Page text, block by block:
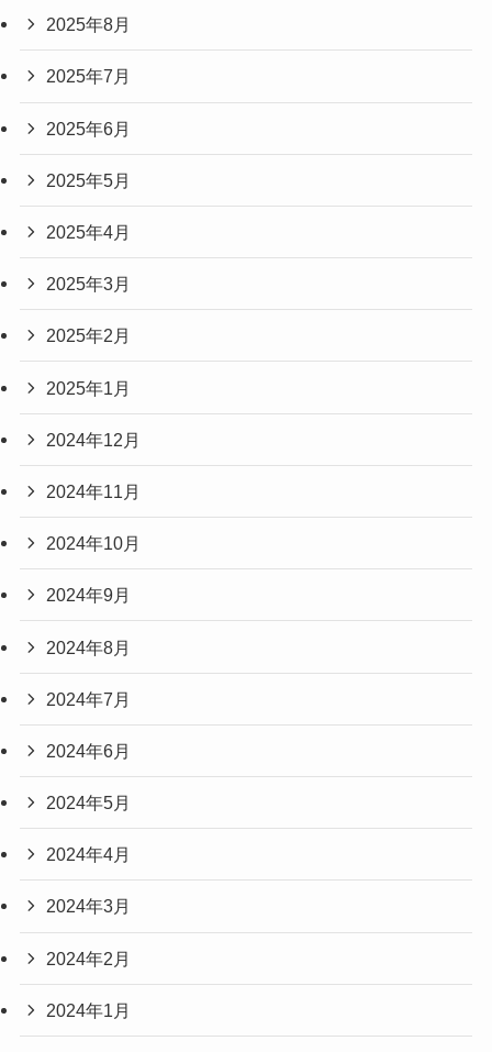
2025年8月
2025年7月
2025年6月
2025年5月
2025年4月
2025年3月
2025年2月
2025年1月
2024年12月
2024年11月
2024年10月
2024年9月
2024年8月
2024年7月
2024年6月
2024年5月
2024年4月
2024年3月
2024年2月
2024年1月